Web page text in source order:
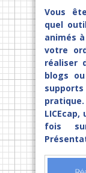
Vous
quel
animés
votre
réaliser
blogs
fois